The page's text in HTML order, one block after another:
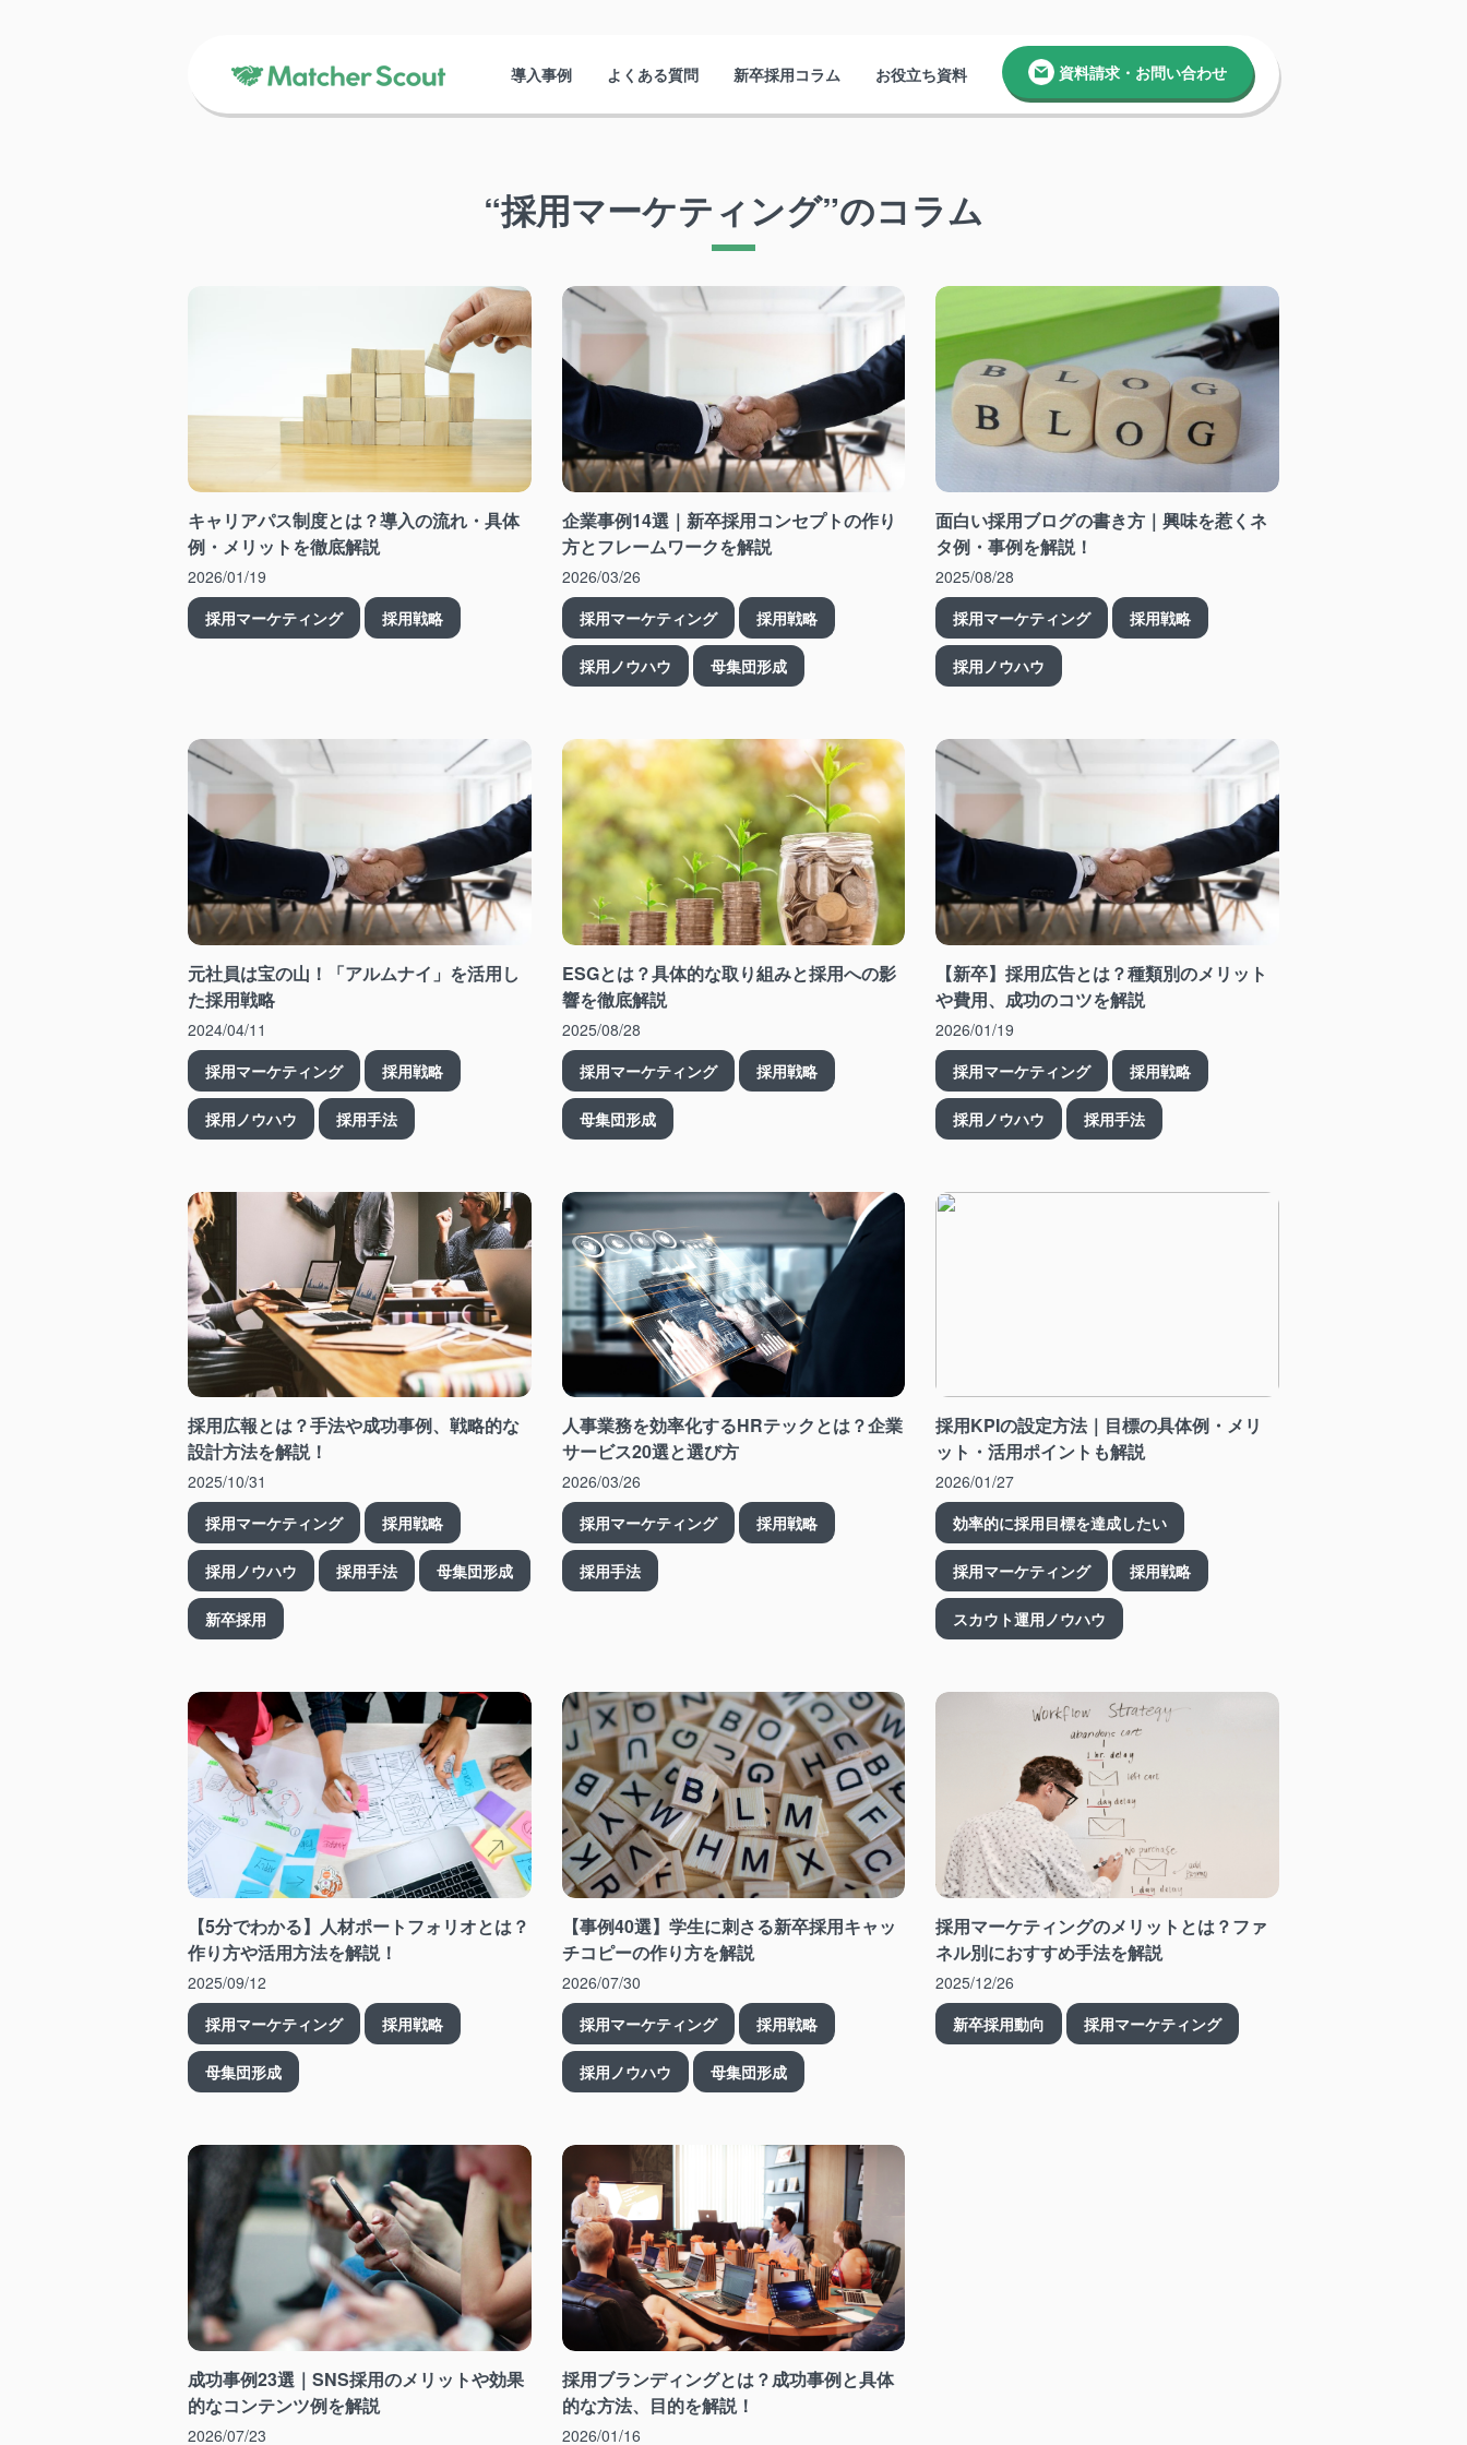
導入事例 よくある質問 新卒採用コラム お役立ち資料 資料請求・お問い合わせ
“採用マーケティング”のコラム
キャリアパス制度とは？導入の流れ・具体
例・メリットを徹底解説
2026/01/19
採用マーケティング
採用戦略
企業事例14選｜新卒採用コンセプトの作り
方とフレームワークを解説
2026/03/26
採用マーケティング
採用戦略
採用ノウハウ 母集団形成
面白い採用ブログの書き方｜興味を惹くネ
タ例・事例を解説！
2025/08/28
採用マーケティング
採用戦略
採用ノウハウ
元社員は宝の山！「アルムナイ」を活用し
た採用戦略
2024/04/11
採用マーケティング
採用戦略
採用ノウハウ 採用手法
ESGとは？具体的な取り組みと採用への影
響を徹底解説
2025/08/28
採用マーケティング
採用戦略
母集団形成
【新卒】採用広告とは？種類別のメリット
や費用、成功のコツを解説
2026/01/19
採用マーケティング
採用戦略
採用ノウハウ 採用手法
採用広報とは？手法や成功事例、戦略的な
設計方法を解説！
2025/10/31
採用マーケティング
採用戦略
採用ノウハウ 採用手法 母集団形成
新卒採用
人事業務を効率化するHRテックとは？企業
サービス20選と選び方
2026/03/26
採用マーケティング
採用戦略
採用手法
採用KPIの設定方法｜目標の具体例・メリ
ット・活用ポイントも解説
2026/01/27
効率的に採用目標を達成したい
採用マーケティング 採用戦略
スカウト運用ノウハウ
【5分でわかる】人材ポートフォリオとは？
作り方や活用方法を解説！
2025/09/12
採用マーケティング
採用戦略
母集団形成
【事例40選】学生に刺さる新卒採用キャッ
チコピーの作り方を解説
2026/07/30
採用マーケティング
採用戦略
採用ノウハウ 母集団形成
採用マーケティングのメリットとは？ファ
ネル別におすすめ手法を解説
2025/12/26
新卒採用動向
採用マーケティング
成功事例23選｜SNS採用のメリットや効果
的なコンテンツ例を解説
2026/07/23
採用ブランディングとは？成功事例と具体
的な方法、目的を解説！
2026/01/16